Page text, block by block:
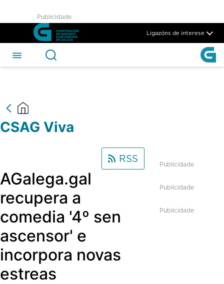
Skip to Main Content
CSAG Viva - CSAG
Publicidade
Ligazóns de interese
CSAG Viva
RSS
AGalega.gal
recupera a
comedia '4º sen
ascensor' e
incorpora novas
estreas
Publicidade
Publicidade
Publicidade